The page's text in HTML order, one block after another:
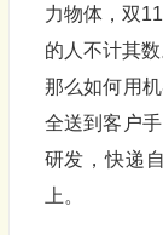
力物体，双
的人不计其数
那么如何用
全送到客户
研发，快递
上。